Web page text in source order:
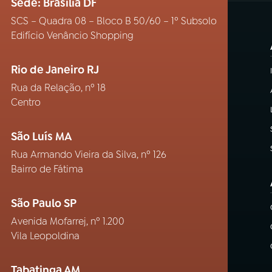
Sede: Brasília DF
SCS – Quadra 08 – Bloco B 50/60 – 1º Subsolo
Edifício Venâncio Shopping
Rio de Janeiro RJ
Rua da Relação, nº 18
Centro
São Luís MA
Rua Armando Vieira da Silva, nº 126
Bairro de Fátima
São Paulo SP
Avenida Mofarrej, nº 1.200
Vila Leopoldina